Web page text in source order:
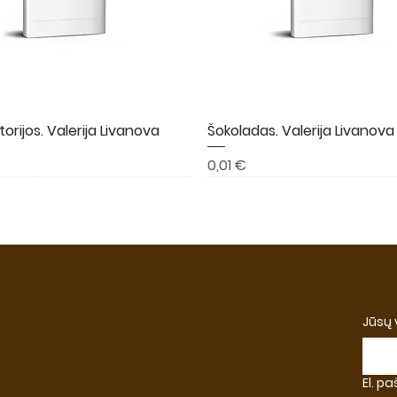
Greita peržiūra
Valerija Livanova
Greita peržiūra
Šokoladas. Valerija Livanova
Kaina
0,01 €
Jūsų
El.